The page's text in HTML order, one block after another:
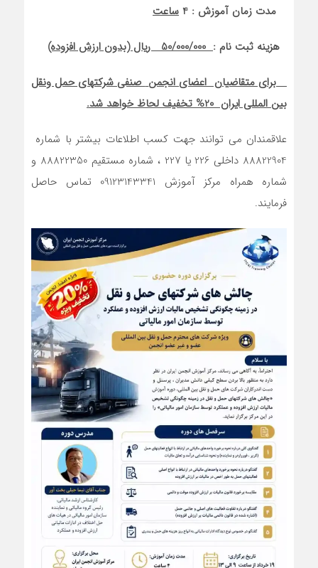
مدت زمان آموزش : 4
ساعت
هزینه ثبت نام : 50/000/000ریال (بدون ارزش افزوده)
برای متقاضیان اعضای انجمن صنفی شرکتهای حمل ونقل
بین المللی ایران20% تخفیف لحاظ خواهد شد.
علاقمندان می توانند جهت کسب اطلاعات بیشتر با شماره
88822904 داخلی 226 یا 227 ، شماره مستقیم 88822350 و
شماره همراه مرکز آموزش 09123143341 تماس حاصل
فرمایند.